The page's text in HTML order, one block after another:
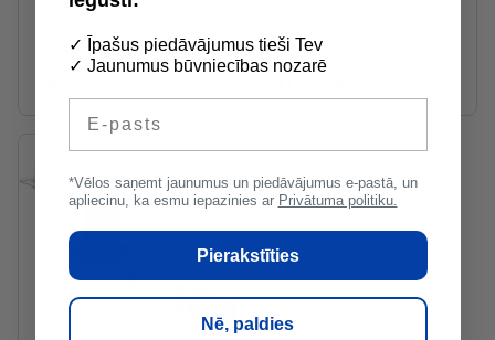
Aco ShowerDrain C
notekai, komplekts
kanāliem, D40
✓ Īpašus piedāvājumus tieši Tev
✓ Jaunumus būvniecības nozarē
*Vēlos saņemt jaunumus un piedāvājumus e-pastā, un
apliecinu, ka esmu iepazinies ar Privātuma politiku.
Pierakstīties
Nē, paldies